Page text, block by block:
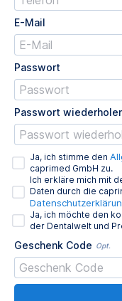
E-Mail
Passwort
Passwort
Ja, ich stimme den
caprimed GmbH zu.
Ich erkläre mich mit
Daten durch die
Ja, ich möchte den
der Dentalwelt und
Geschenk Code Opt.